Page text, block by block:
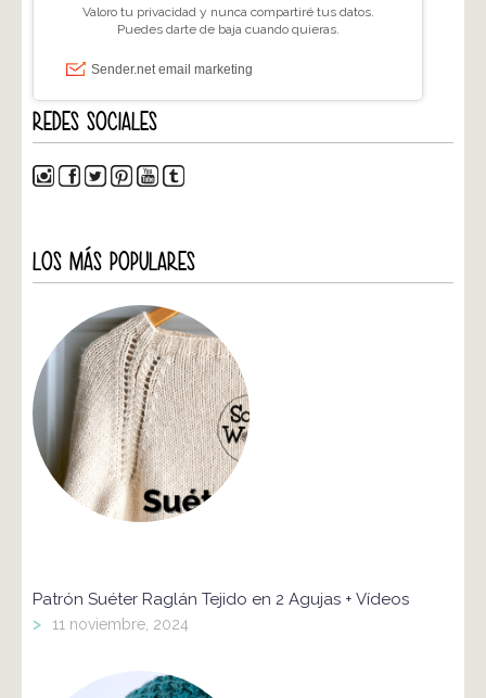
REDES SOCIALES
LOS MÁS POPULARES
Patrón Suéter Raglán Tejido en 2 Agujas + Vídeos
> 11 noviembre, 2024